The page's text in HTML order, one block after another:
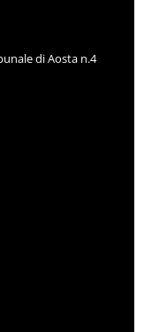
di Aosta n.4